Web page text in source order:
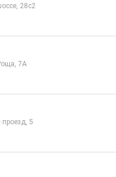
28с2
7А
5